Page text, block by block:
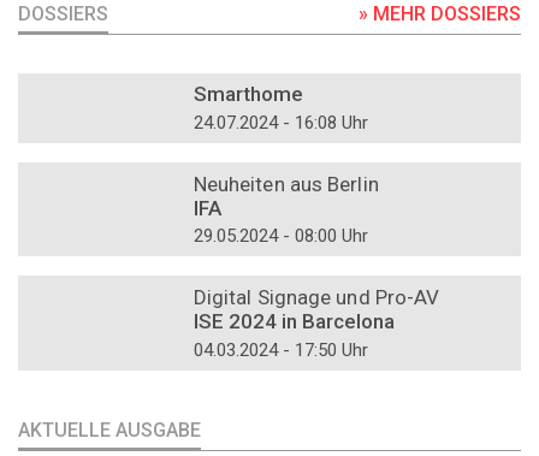
DOSSIERS » MEHR DOSSIERS
Smarthome
24.07.2024 - 16:08 Uhr
Neuheiten aus Berlin
IFA
29.05.2024 - 08:00 Uhr
Digital Signage und Pro-AV
ISE 2024 in Barcelona
04.03.2024 - 17:50 Uhr
AKTUELLE AUSGABE